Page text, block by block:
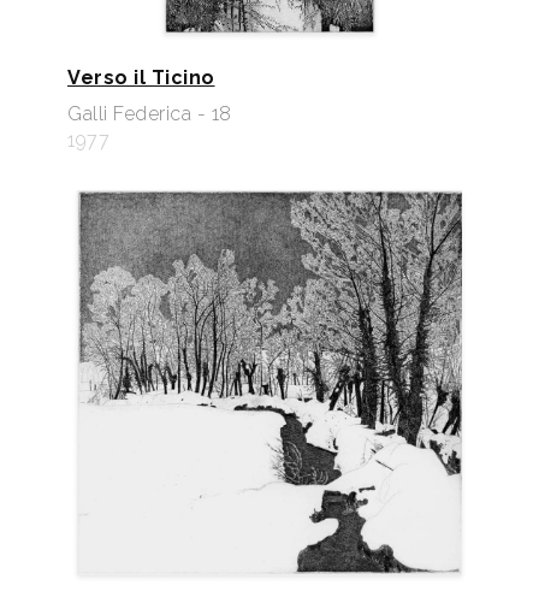
Verso il Ticino
Galli Federica - 18
1977